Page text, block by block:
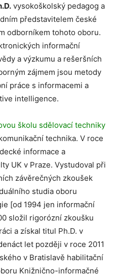
vysokoškolský pedagog a
představitelem české
odborníkem tohoto oboru.
informační
a výzkumu a rešeršních
zájmem jsou metody
práce s informacemi a
intelligence.
školu sdělovací techniky
technika. V roce
informace a
UK v Praze. Vystudoval při
závěrečných zkoušek
studia oboru
[od 1994 jen informační
složil rigorózní zkoušku
a získal titul Ph.D. v
let později v roce 2011
v Bratislavě habilitační
Knižnično-informačné